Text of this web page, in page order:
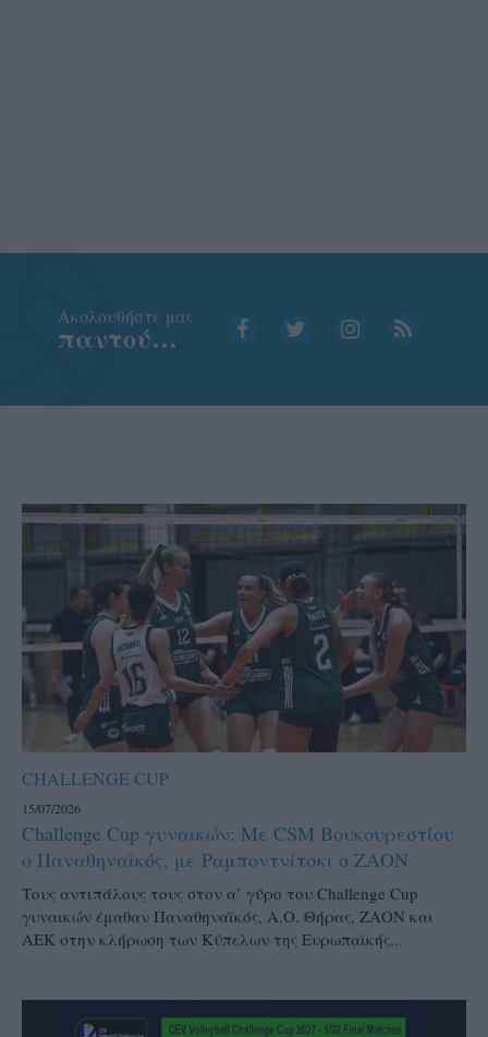
Aκολουθήστε μας
παντού…
CHALLENGE CUP
15/07/2026
Challenge Cup γυναικών: Με CSM Βουκουρεστίου
ο Παναθηναϊκός, με Ραμποντνίτσκι ο ΖΑΟΝ
Τους αντιπάλους τους στον α’ γύρο του Challenge Cup
γυναικών έμαθαν Παναθηναϊκός, Α.Ο. Θήρας, ΖΑΟΝ και
ΑΕΚ στην κλήρωση των Κύπελων της Ευρωπαϊκής...